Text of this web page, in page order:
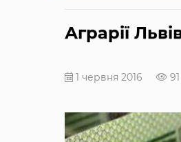
Аграрії
1 червня 2016 91